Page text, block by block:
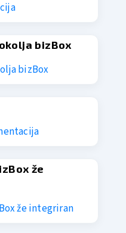
bizBox
bizBox
že
že integriran